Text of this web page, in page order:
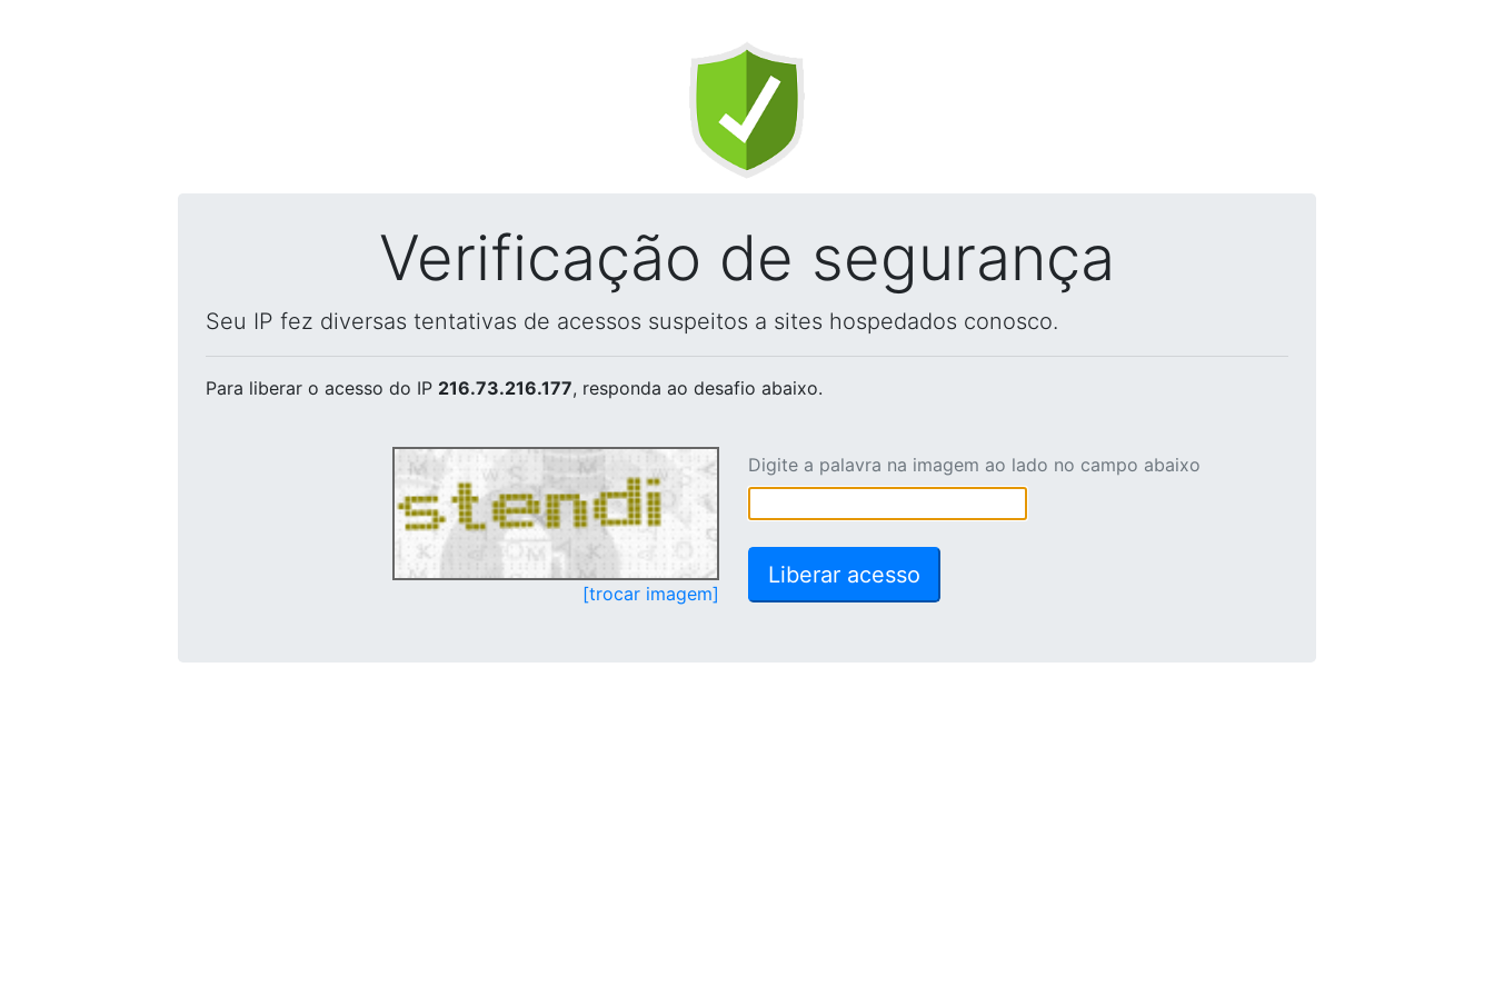
Verificação de segurança
Seu IP fez diversas tentativas de acessos suspeitos a sites hospedados conosco.
Para liberar o acesso do IP 216.73.216.177, responda ao desafio abaixo.
[trocar imagem]
Digite a palavra na imagem ao lado no campo abaixo